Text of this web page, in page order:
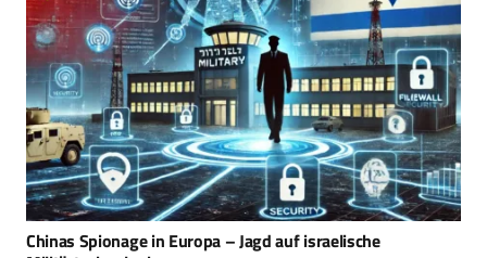
Ballistische Raketen und der Kampf der Huthi-Miliz